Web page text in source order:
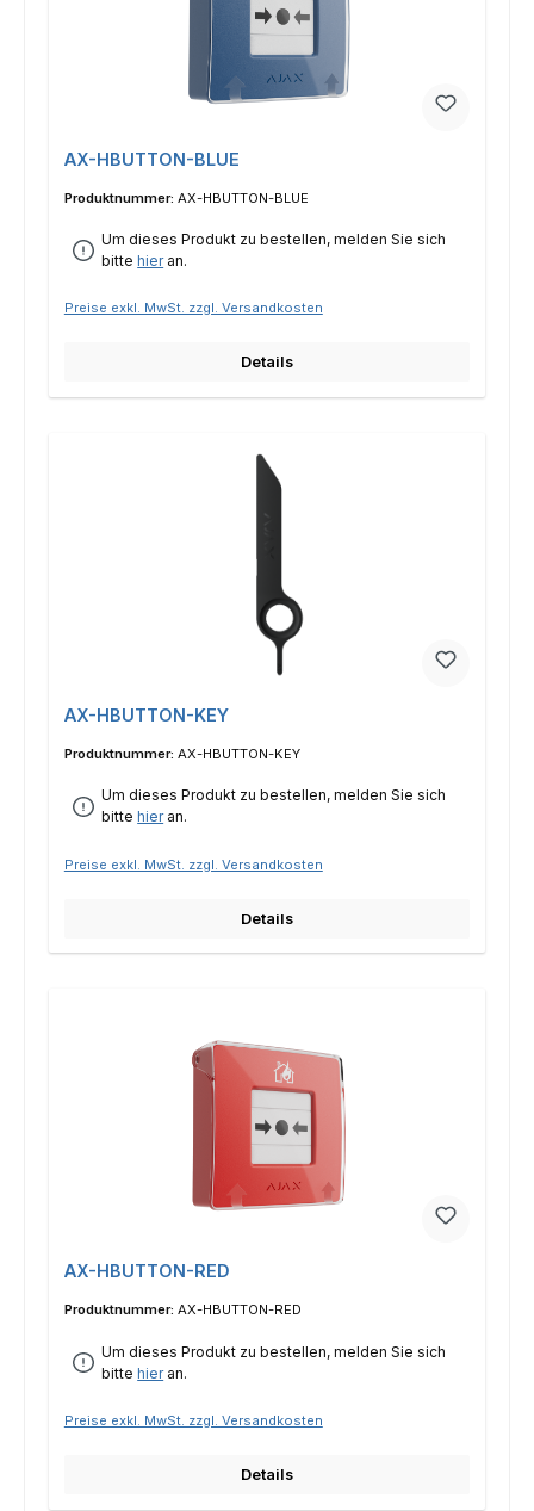
AX-HBUTTON-BLUE
Produktnummer: AX-HBUTTON-BLUE
Um dieses Produkt zu bestellen, melden Sie sich
bittehieran.
Preise exkl. MwSt. zzgl. Versandkosten
Details
AX-HBUTTON-KEY
Produktnummer: AX-HBUTTON-KEY
Um dieses Produkt zu bestellen, melden Sie sich
bittehieran.
Preise exkl. MwSt. zzgl. Versandkosten
Details
AX-HBUTTON-RED
Produktnummer: AX-HBUTTON-RED
Um dieses Produkt zu bestellen, melden Sie sich
bittehieran.
Preise exkl. MwSt. zzgl. Versandkosten
Details